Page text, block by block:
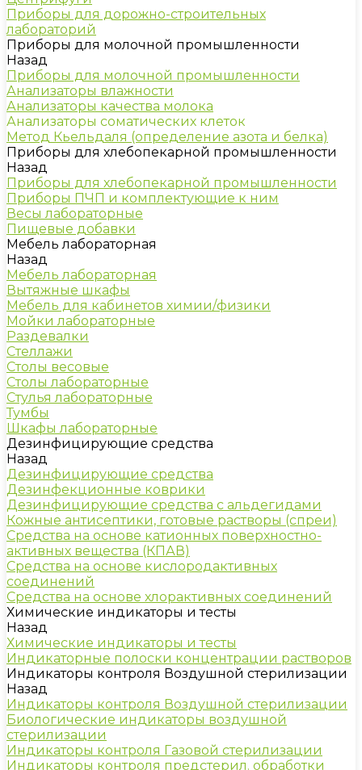
Приборы для дорожно-строительных
лабораторий
Приборы для молочной промышленности
Назад
Приборы для молочной промышленности
Анализаторы влажности
Анализаторы качества молока
Анализаторы соматических клеток
Метод Кьельдаля (определение азота и белка)
Приборы для хлебопекарной промышленности
Назад
Приборы для хлебопекарной промышленности
Приборы ПЧП и комплектующие к ним
Весы лабораторные
Пищевые добавки
Мебель лабораторная
Назад
Мебель лабораторная
Вытяжные шкафы
Мебель для кабинетов химии/физики
Мойки лабораторные
Раздевалки
Стеллажи
Столы весовые
Столы лабораторные
Стулья лабораторные
Тумбы
Шкафы лабораторные
Дезинфицирующие средства
Назад
Дезинфицирующие средства
Дезинфекционные коврики
Дезинфицирующие средства с альдегидами
Кожные антисептики, готовые растворы (спреи)
Средства на основе катионных поверхностно-
активных вещества (КПАВ)
Средства на основе кислородактивных
соединений
Средства на основе хлорактивных соединений
Химические индикаторы и тесты
Назад
Химические индикаторы и тесты
Индикаторные полоски концентрации растворов
Индикаторы контроля Воздушной стерилизации
Назад
Индикаторы контроля Воздушной стерилизации
Биологические индикаторы воздушной
стерилизации
Индикаторы контроля Газовой стерилизации
Индикаторы контроля предстерил. обработки